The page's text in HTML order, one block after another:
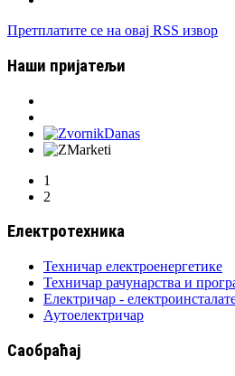
Претплатите се на овај RSS извор
Наши пријатељи
1
2
Електротехника
Техничар електроенергетике
Техничар рачунарства и
Електричар -
Аутоелектричар
Саобраћај